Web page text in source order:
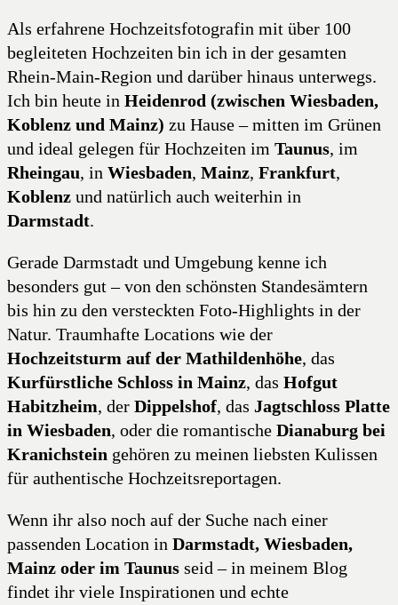
Als erfahrene Hochzeitsfotografin mit über 100
begleiteten Hochzeiten bin ich in der gesamten
Rhein-Main-Region und darüber hinaus unterwegs.
Ich bin heute in Heidenrod (zwischen Wiesbaden,
Koblenz und Mainz) zu Hause – mitten im Grünen
und ideal gelegen für Hochzeiten im Taunus, im
Rheingau, in Wiesbaden, Mainz, Frankfurt,
Koblenz und natürlich auch weiterhin in
Darmstadt.
Gerade Darmstadt und Umgebung kenne ich
besonders gut – von den schönsten Standesämtern
bis hin zu den versteckten Foto-Highlights in der
Natur. Traumhafte Locations wie der
Hochzeitsturm auf der Mathildenhöhe, das
Kurfürstliche Schloss in Mainz, das Hofgut
Habitzheim, der Dippelshof, das Jagtschloss Platte
in Wiesbaden, oder die romantische Dianaburg bei
Kranichstein gehören zu meinen liebsten Kulissen
für authentische Hochzeitsreportagen.
Wenn ihr also noch auf der Suche nach einer
passenden Location in Darmstadt, Wiesbaden,
Mainz oder im Taunus seid – in meinem Blog
findet ihr viele Inspirationen und echte